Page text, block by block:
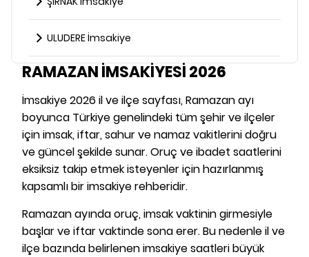
ULUDERE İmsakiye
RAMAZAN İMSAKİYESİ 2026
İmsakiye 2026 il ve ilçe sayfası, Ramazan ayı
boyunca Türkiye genelindeki tüm şehir ve ilçeler
için imsak, iftar, sahur ve namaz vakitlerini doğru
ve güncel şekilde sunar. Oruç ve ibadet saatlerini
eksiksiz takip etmek isteyenler için hazırlanmış
kapsamlı bir imsakiye rehberidir.
Ramazan ayında oruç, imsak vaktinin girmesiyle
başlar ve iftar vaktinde sona erer. Bu nedenle il ve
ilçe bazında belirlenen imsakiye saatleri büyük